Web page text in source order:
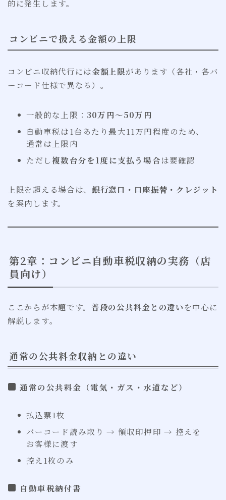
的に発生します。
コンビニで扱える金額の上限
コンビニ収納代行には金額上限があります（各社・各バ
ーコード仕様で異なる）。
一般的な上限： 30万円〜50万円
自動車税は1台あたり最大11万円程度のため、
通常は上限内
ただし複数台分を1度に支払う場合は要確認
上限を超える場合は、 銀行窓口・口座振替・クレジット
を案内します。
第2章：コンビニ自動車税収納の実務（店
員向け）
ここからが本題です。 普段の公共料金との違いを中心に
解説します。
通常の公共料金収納との違い
通常の公共料金（電気・ガス・水道など）
払込票1枚
バーコード読み取り → 領収印押印 → 控えを
お客様に渡す
控え1枚のみ
自動車税納付書